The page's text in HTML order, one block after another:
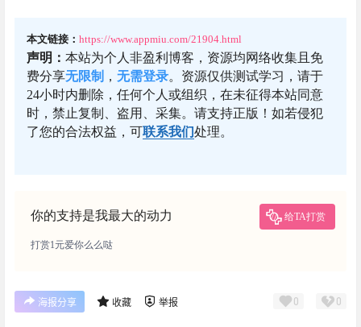
本文链接： https://www.appmiu.com/21904.html
声明： 本站为个人非盈利博客，资源均网络收集且免
费分享无限制 ， 无需登录。资源仅供测试学习，请于
24小时内删除，任何个人或组织，在未征得本站同意
时，禁止复制、盗用、采集。请支持正版！如若侵犯
了您的合法权益，可联系我们处理。
你的支持是我最大的动力 给TA打赏
打赏1元爱你么么哒
海报分享 收藏 举报 0 0